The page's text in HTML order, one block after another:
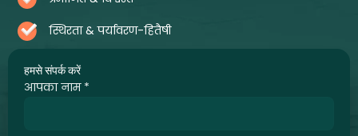
हमसे संपर्क करें
आपका नाम *
स्थिरता & पर्यावरण-हितैषी